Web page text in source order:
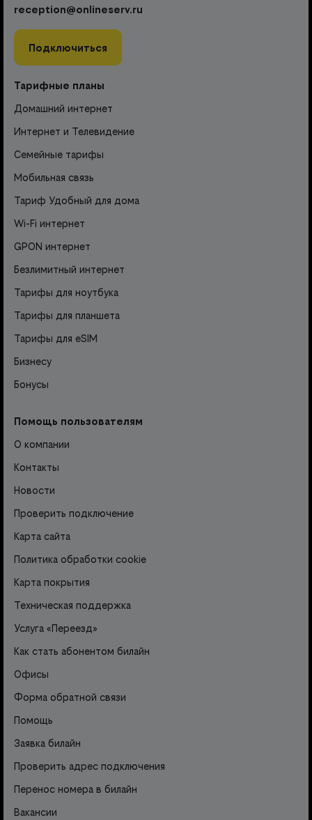
reception@onlineserv.ru
Подключиться
Тарифные планы
Домашний интернет
Интернет и Телевидение
Семейные тарифы
Мобильная связь
Тариф Удобный для дома
Wi-Fi интернет
GPON интернет
Безлимитный интернет
Тарифы для ноутбука
Тарифы для планшета
Тарифы для eSIM
Бизнесу
Бонусы
Помощь пользователям
О компании
Контакты
Новости
Проверить подключение
Карта сайта
Политика обработки cookie
Карта покрытия
Техническая поддержка
Услуга «Переезд»
Как стать абонентом билайн
Офисы
Форма обратной связи
Помощь
Заявка билайн
Проверить адрес подключения
Перенос номера в билайн
Вакансии